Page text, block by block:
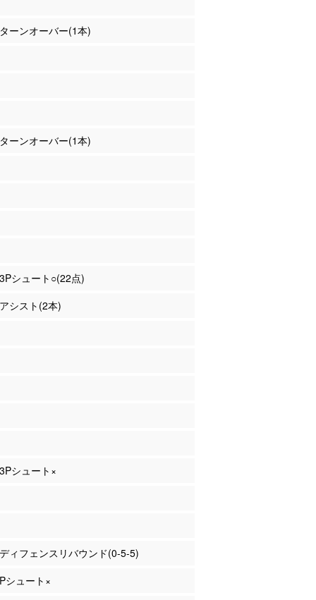
ーンオーバー(1本)
ーンオーバー(1本)
シュート○(22点)
シスト(2本)
シュート×
ィフェンスリバウンド(0-5-5)
シュート×